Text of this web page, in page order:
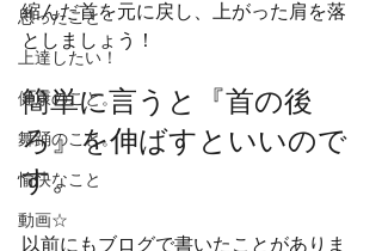
思ったこと
上達したい！
健康のこと。
舞踊のこと。
愉快なこと
動画☆
縮んだ首を元に戻し、上がった肩を落
としましょう！
簡単に言うと『首の後
ろ』を伸ばすといいので
す。
以前にもブログで書いたことがありま